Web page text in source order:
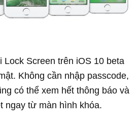
Screen trên iOS 10 beta
Không cần nhập passcode,
có thể xem hết thông báo và
ngay từ màn hình khóa.